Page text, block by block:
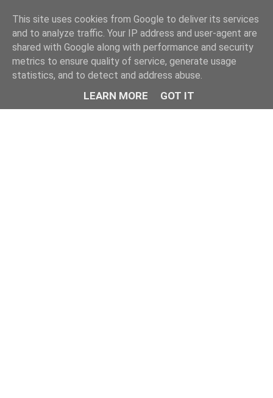
This site uses cookies from Google to deliver its services
and to analyze traffic. Your IP address and user-agent are
shared with Google along with performance and security
metrics to ensure quality of service, generate usage
statistics, and to detect and address abuse.
LEARN MORE GOT IT